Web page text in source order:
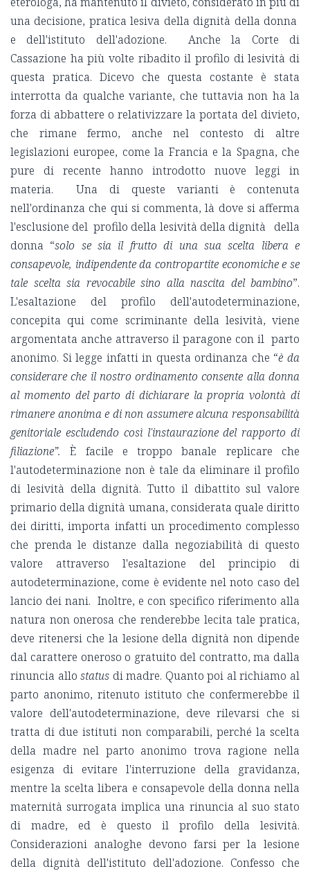
una decisione, pratica lesiva della dignità della donna
e dell'istituto dell'adozione. Anche la Corte di
Cassazione ha più volte ribadito il profilo di lesività di
questa pratica. Dicevo che questa costante è stata
interrotta da qualche variante, che tuttavia non ha la
forza di abbattere o relativizzare la portata del divieto,
che rimane fermo, anche nel contesto di altre
legislazioni europee, come la Francia e la Spagna, che
pure di recente hanno introdotto nuove leggi in
materia. Una di queste varianti è contenuta
nell'ordinanza che qui si commenta, là dove si afferma
l'esclusione del profilo della lesività della dignità della
donna “solo se sia il frutto di una sua scelta libera e
consapevole, indipendente da contropartite economiche e se
tale scelta sia revocabile sino alla nascita del bambino”.
L'esaltazione del profilo dell'autodeterminazione,
concepita qui come scriminante della lesività, viene
argomentata anche attraverso il paragone con il parto
anonimo. Si legge infatti in questa ordinanza che “è da
considerare che il nostro ordinamento consente alla donna
al momento del parto di dichiarare la propria volontà di
rimanere anonima e di non assumere alcuna responsabilità
genitoriale escludendo così l'instaurazione del rapporto di
filiazione”.È facile e troppo banale replicare che
l'autodeterminazione non è tale da eliminare il profilo
di lesività della dignità. Tutto il dibattito sul valore
primario della dignità umana, considerata quale diritto
dei diritti, importa infatti un procedimento complesso
che prenda le distanze dalla negoziabilità di questo
valore attraverso l'esaltazione del principio di
autodeterminazione, come è evidente nel noto caso del
lancio dei nani. Inoltre, e con specifico riferimento alla
natura non onerosa che renderebbe lecita tale pratica,
deve ritenersi che la lesione della dignità non dipende
dal carattere oneroso o gratuito del contratto, ma dalla
rinuncia allostatus di madre. Quanto poi al richiamo al
parto anonimo, ritenuto istituto che confermerebbe il
valore dell'autodeterminazione, deve rilevarsi che si
tratta di due istituti non comparabili, perché la scelta
della madre nel parto anonimo trova ragione nella
esigenza di evitare l'interruzione della gravidanza,
mentre la scelta libera e consapevole della donna nella
maternità surrogata implica una rinuncia al suo stato
di madre, ed è questo il profilo della lesività.
Considerazioni analoghe devono farsi per la lesione
della dignità dell'istituto dell'adozione. Confesso che